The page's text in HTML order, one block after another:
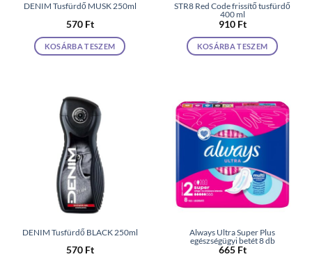
DENIM Tusfürdő MUSK 250ml
570 Ft
KOSÁRBA TESZEM
STR8 Red Code frissítő tusfürdő
400 ml
910 Ft
KOSÁRBA TESZEM
DENIM Tusfürdő BLACK 250ml
570 Ft
Always Ultra Super Plus
egészségügyi betét 8 db
665 Ft